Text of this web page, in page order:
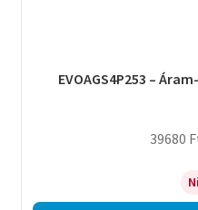
EVOAGS4P253 –
39680